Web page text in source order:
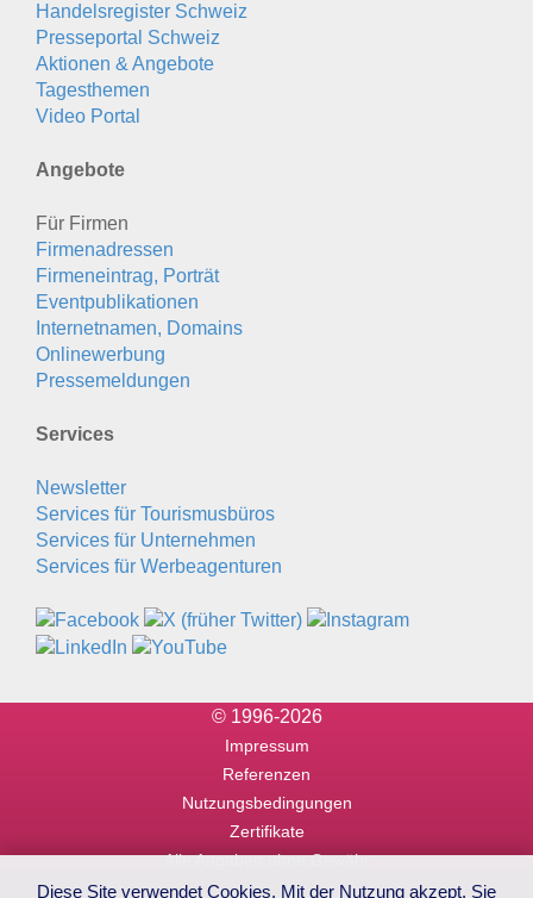
Handelsregister Schweiz
Presseportal Schweiz
Aktionen & Angebote
Tagesthemen
Video Portal
Angebote
Für Firmen
Firmenadressen
Firmeneintrag, Porträt
Eventpublikationen
Internetnamen, Domains
Onlinewerbung
Pressemeldungen
Services
Newsletter
Services für Tourismusbüros
Services für Unternehmen
Services für Werbeagenturen
© 1996-2026
Impressum
Referenzen
Nutzungsbedingungen
Zertifikate
Alle Angaben ohne Gewähr
Diese Site verwendet Cookies. Mit der Nutzung akzept. Sie